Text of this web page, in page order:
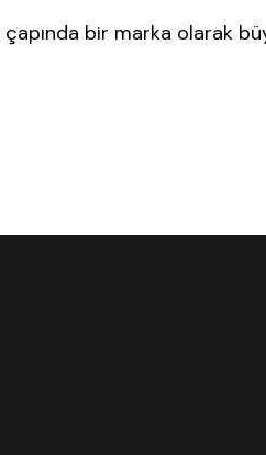
bir marka olarak